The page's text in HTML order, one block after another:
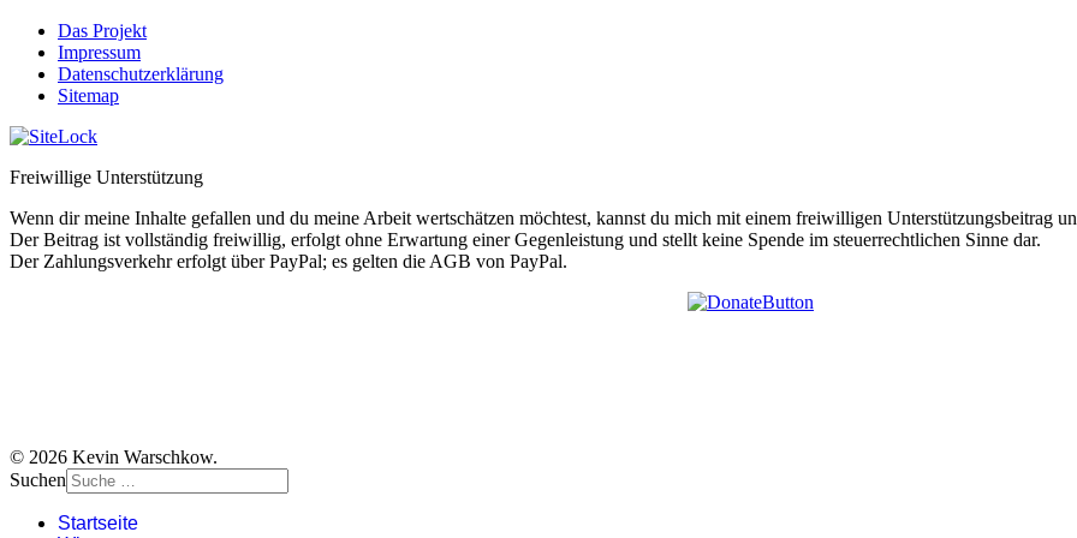
Das Projekt
Impressum
Datenschutzerklärung
Sitemap
Freiwillige Unterstützung
Wenn dir meine Inhalte gefallen und du meine Arbeit wertschätzen möchtest, kannst du mich mit einem freiwilligen Unterstützungsbeitrag
Der Beitrag ist vollständig freiwillig, erfolgt ohne Erwartung einer Gegenleistung und stellt keine Spende im steuerrechtlichen Sinne dar.
Der Zahlungsverkehr erfolgt über PayPal; es gelten die AGB von PayPal.
© 2026 Kevin Warschkow.
Suchen
Startseite